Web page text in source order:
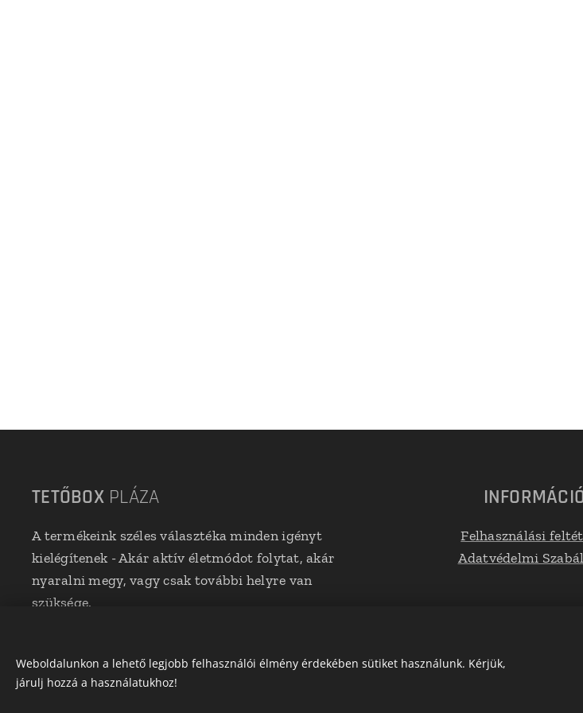
TETŐBOX PLÁZA
A termékeink széles választéka minden igényt
kielégítenek - Akár aktív életmódot folytat, akár
nyaralni megy, vagy csak további helyre van
szüksége.
Felhasználási
Adatvédelmi
Weboldalunkon a lehető legjobb felhasználói élmény érdekében sütiket használunk. Kérjük,
járulj hozzá a használatukhoz!